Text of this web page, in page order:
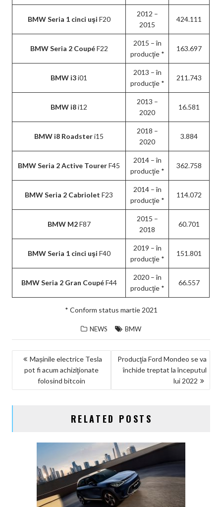
BMW Seria 1 cinci uşi F20
2012 –
2015
424.111
BMW Seria 2 CoupéF22
2015 – în
producţie *
163.697
BMW i3i01
2013 – în
producţie *
211.743
BMW i8i12
2013 –
2020
16.581
BMW i8 Roadsteri15
2018 –
2020
3.884
BMW Seria 2 Active TourerF45
2014 – în
producţie *
362.758
BMW Seria 2 Cabriolet F23
2014 – în
producţie *
114.072
BMW M2F87
2015 –
2018
60.701
BMW Seria 1 cinci uşi F40
2019 – în
producţie *
151.801
BMW Seria 2 Gran CoupéF44
2020 – în
producţie *
66.557
* Conform status martie 2021
NEWS BMW
NAVIGARE
ARTICOLE
Mașinile electrice Tesla
pot fi acum achiziţionate
folosind bitcoin
Producţia Ford Mondeo se va
închide treptat la începutul
lui 2022
RELATED POSTS